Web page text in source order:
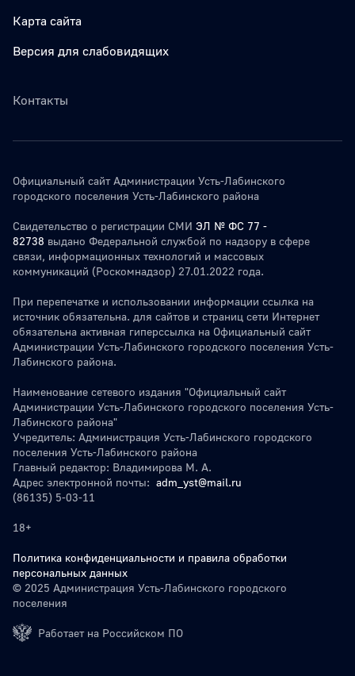
Карта сайта
Версия для слабовидящих
Контакты
Официальный сайт Администрации Усть-Лабинского
городского поселения Усть-Лабинского района
Свидетельство о регистрации СМИ ЭЛ № ФС 77 -
82738 выдано Федеральной службой по надзору в сфере
связи, информационных технологий и массовых
коммуникаций (Роскомнадзор) 27.01.2022 года.
При перепечатке и использовании информации ссылка на
источник обязательна. для сайтов и страниц сети Интернет
обязательна активная гиперссылка на Официальный сайт
Администрации Усть-Лабинского городского поселения Усть-
Лабинского района.
Наименование сетевого издания "Официальный сайт
Администрации Усть-Лабинского городского поселения Усть-
Лабинского района"
Учредитель: Администрация Усть-Лабинского городского
поселения Усть-Лабинского района
Главный редактор: Владимирова М. А.
Адрес электронной почты: adm_yst@mail.ru
(86135) 5-03-11
18+
Политика конфиденциальности и правила обработки
персональных данных
© 2025 Администрация Усть-Лабинского городского
поселения
Работает на Российском ПО